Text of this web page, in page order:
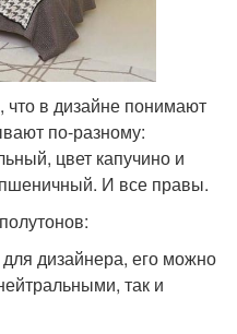
что в дизайне понимают
по-разному:
цвет капучино и
И все правы.
дизайнера, его можно
так и